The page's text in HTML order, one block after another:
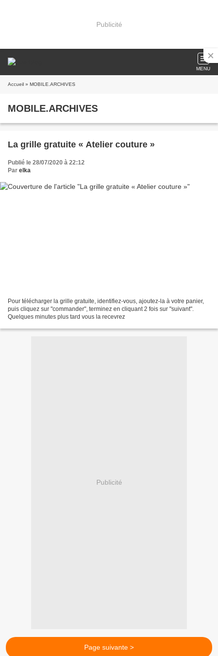
Publicité
MENU
Accueil » MOBILE.ARCHIVES
MOBILE.ARCHIVES
La grille gratuite « Atelier couture »
Publié le 28/07/2020 à 22:12
Par elka
Pour télécharger la grille gratuite, identifiez-vous, ajoutez-la à votre panier,
puis cliquez sur "commander", terminez en cliquant 2 fois sur "suivant".
Quelques minutes plus tard vous la recevrez
Publicité
Page suivante >